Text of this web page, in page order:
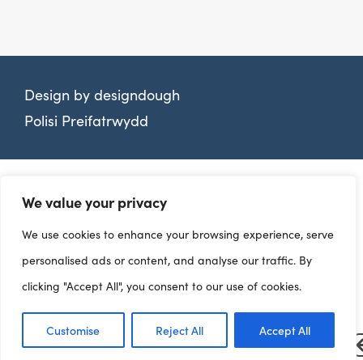
We value your privacy
We use cookies to enhance your browsing experience, serve
personalised ads or content, and analyse our traffic. By
clicking "Accept All", you consent to our use of cookies.
Customise Reject All Accept All
Dangosfyrddau
Design by designdough
Polisi Preifatrwydd